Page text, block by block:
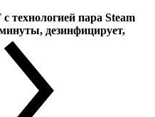
пара Steam
дезинфицирует,